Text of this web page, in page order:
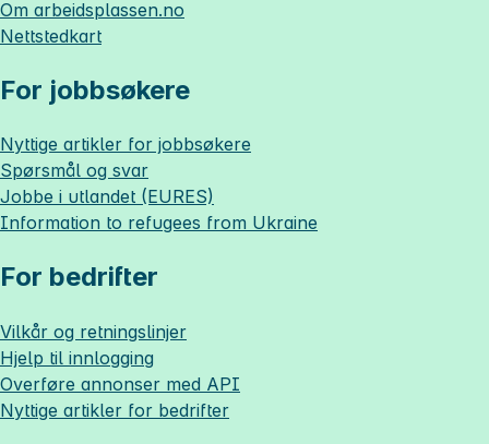
Om arbeidsplassen.no
Nettstedkart
For jobbsøkere
Nyttige artikler for jobbsøkere
Spørsmål og svar
Jobbe i utlandet (EURES)
Information to refugees from Ukraine
For bedrifter
Vilkår og retningslinjer
Hjelp til innlogging
Overføre annonser med API
Nyttige artikler for bedrifter